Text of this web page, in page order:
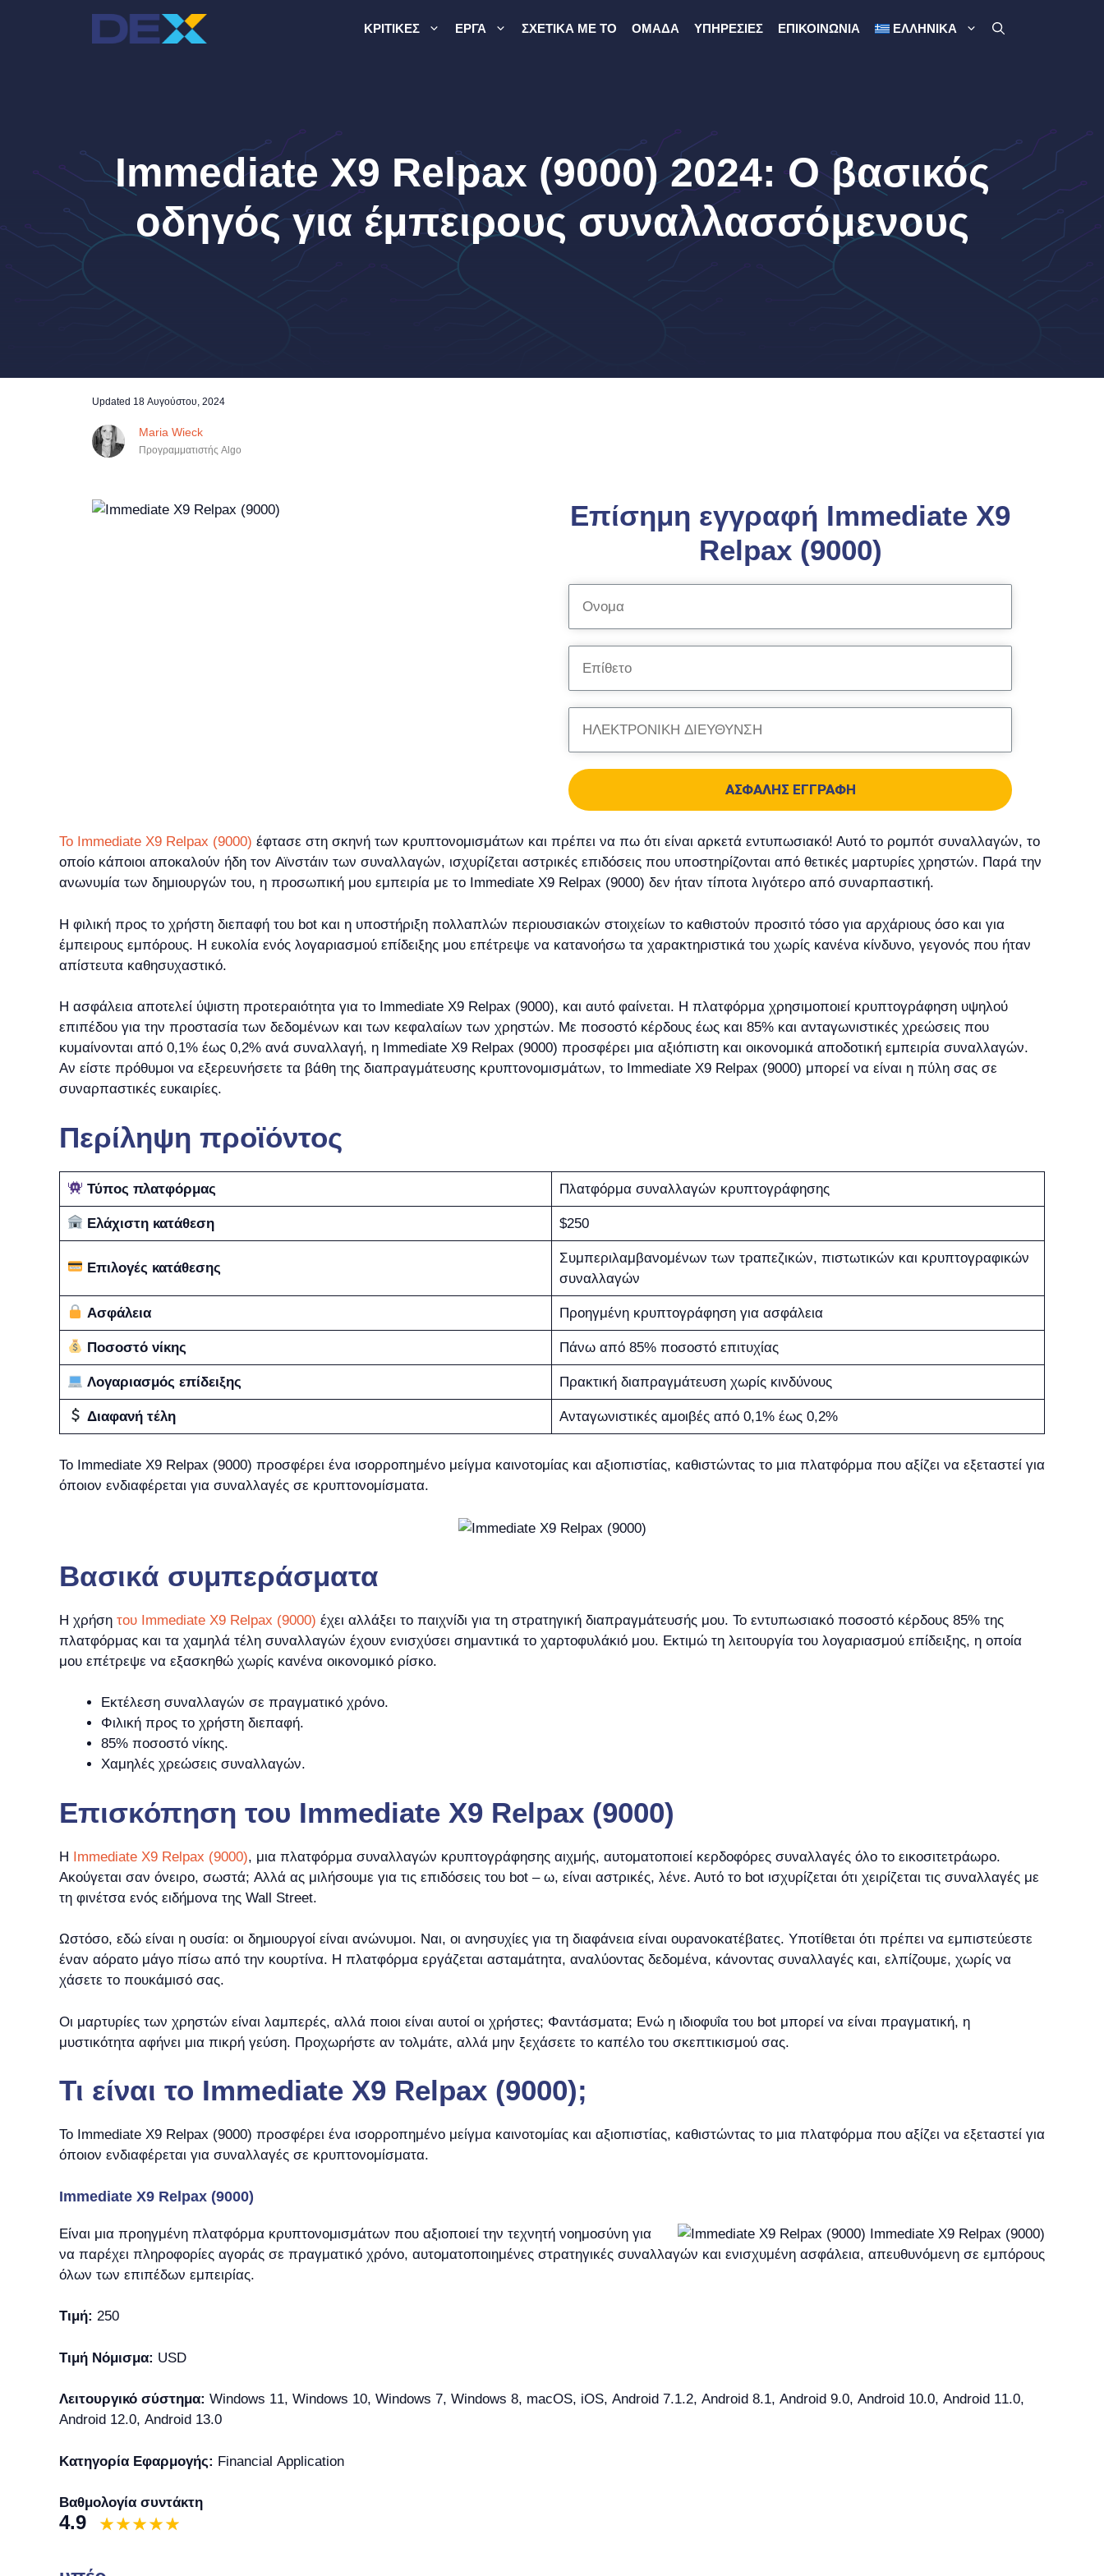
ΚΡΙΤΙΚΈΣ ΈΡΓΑ ΣΧΕΤΙΚΆ ΜΕ ΤΟ ΟΜΆΔΑ ΥΠΗΡΕΣΊΕΣ ΕΠΙΚΟΙΝΩΝΊΑ ΕΛΛΗΝΙΚΆ
Immediate X9 Relpax (9000) 2024: Ο βασικός
οδηγός για έμπειρους συναλλασσόμενους
Updated 18 Αυγούστου, 2024
Maria Wieck
Προγραμματιστής Algo
Επίσημη εγγραφή Immediate X9
Relpax (9000)
ΑΣΦΑΛΉΣ ΕΓΓΡΑΦΉ
Το Immediate X9 Relpax (9000) έφτασε στη σκηνή των κρυπτονομισμάτων και πρέπει να πω ότι είναι αρκετά εντυπωσιακό! Αυτό το ρομπότ συναλλαγών, το
οποίο κάποιοι αποκαλούν ήδη τον Αϊνστάιν των συναλλαγών, ισχυρίζεται αστρικές επιδόσεις που υποστηρίζονται από θετικές μαρτυρίες χρηστών. Παρά την
ανωνυμία των δημιουργών του, η προσωπική μου εμπειρία με το Immediate X9 Relpax (9000) δεν ήταν τίποτα λιγότερο από συναρπαστική.
Η φιλική προς το χρήστη διεπαφή του bot και η υποστήριξη πολλαπλών περιουσιακών στοιχείων το καθιστούν προσιτό τόσο για αρχάριους όσο και για
έμπειρους εμπόρους. Η ευκολία ενός λογαριασμού επίδειξης μου επέτρεψε να κατανοήσω τα χαρακτηριστικά του χωρίς κανένα κίνδυνο, γεγονός που ήταν
απίστευτα καθησυχαστικό.
Η ασφάλεια αποτελεί ύψιστη προτεραιότητα για το Immediate X9 Relpax (9000), και αυτό φαίνεται. Η πλατφόρμα χρησιμοποιεί κρυπτογράφηση υψηλού
επιπέδου για την προστασία των δεδομένων και των κεφαλαίων των χρηστών. Με ποσοστό κέρδους έως και 85% και ανταγωνιστικές χρεώσεις που
κυμαίνονται από 0,1% έως 0,2% ανά συναλλαγή, η Immediate X9 Relpax (9000) προσφέρει μια αξιόπιστη και οικονομικά αποδοτική εμπειρία συναλλαγών.
Αν είστε πρόθυμοι να εξερευνήσετε τα βάθη της διαπραγμάτευσης κρυπτονομισμάτων, το Immediate X9 Relpax (9000) μπορεί να είναι η πύλη σας σε
συναρπαστικές ευκαιρίες.
Περίληψη προϊόντος
Τύπος πλατφόρμας Πλατφόρμα συναλλαγών κρυπτογράφησης
Ελάχιστη κατάθεση $250
Επιλογές κατάθεσης
Συμπεριλαμβανομένων των τραπεζικών, πιστωτικών και κρυπτογραφικών
συναλλαγών
Ασφάλεια Προηγμένη κρυπτογράφηση για ασφάλεια
Ποσοστό νίκης Πάνω από 85% ποσοστό επιτυχίας
Λογαριασμός επίδειξης Πρακτική διαπραγμάτευση χωρίς κινδύνους
Διαφανή τέλη Ανταγωνιστικές αμοιβές από 0,1% έως 0,2%
Το Immediate X9 Relpax (9000) προσφέρει ένα ισορροπημένο μείγμα καινοτομίας και αξιοπιστίας, καθιστώντας το μια πλατφόρμα που αξίζει να εξεταστεί για
όποιον ενδιαφέρεται για συναλλαγές σε κρυπτονομίσματα.
Βασικά συμπεράσματα
Η χρήση του Immediate X9 Relpax (9000) έχει αλλάξει το παιχνίδι για τη στρατηγική διαπραγμάτευσής μου. Το εντυπωσιακό ποσοστό κέρδους 85% της
πλατφόρμας και τα χαμηλά τέλη συναλλαγών έχουν ενισχύσει σημαντικά το χαρτοφυλάκιό μου. Εκτιμώ τη λειτουργία του λογαριασμού επίδειξης, η οποία
μου επέτρεψε να εξασκηθώ χωρίς κανένα οικονομικό ρίσκο.
Εκτέλεση συναλλαγών σε πραγματικό χρόνο.
Φιλική προς το χρήστη διεπαφή.
85% ποσοστό νίκης.
Χαμηλές χρεώσεις συναλλαγών.
Επισκόπηση του Immediate X9 Relpax (9000)
Η Immediate X9 Relpax (9000), μια πλατφόρμα συναλλαγών κρυπτογράφησης αιχμής, αυτοματοποιεί κερδοφόρες συναλλαγές όλο το εικοσιτετράωρο.
Ακούγεται σαν όνειρο, σωστά; Αλλά ας μιλήσουμε για τις επιδόσεις του bot – ω, είναι αστρικές, λένε. Αυτό το bot ισχυρίζεται ότι χειρίζεται τις συναλλαγές με
τη φινέτσα ενός ειδήμονα της Wall Street.
Ωστόσο, εδώ είναι η ουσία: οι δημιουργοί είναι ανώνυμοι. Ναι, οι ανησυχίες για τη διαφάνεια είναι ουρανοκατέβατες. Υποτίθεται ότι πρέπει να εμπιστεύεστε
έναν αόρατο μάγο πίσω από την κουρτίνα. Η πλατφόρμα εργάζεται ασταμάτητα, αναλύοντας δεδομένα, κάνοντας συναλλαγές και, ελπίζουμε, χωρίς να
χάσετε το πουκάμισό σας.
Οι μαρτυρίες των χρηστών είναι λαμπερές, αλλά ποιοι είναι αυτοί οι χρήστες; Φαντάσματα; Ενώ η ιδιοφυΐα του bot μπορεί να είναι πραγματική, η
μυστικότητα αφήνει μια πικρή γεύση. Προχωρήστε αν τολμάτε, αλλά μην ξεχάσετε το καπέλο του σκεπτικισμού σας.
Τι είναι το Immediate X9 Relpax (9000);
Το Immediate X9 Relpax (9000) προσφέρει ένα ισορροπημένο μείγμα καινοτομίας και αξιοπιστίας, καθιστώντας το μια πλατφόρμα που αξίζει να εξεταστεί για
όποιον ενδιαφέρεται για συναλλαγές σε κρυπτονομίσματα.
Immediate X9 Relpax (9000)
Είναι μια προηγμένη πλατφόρμα κρυπτονομισμάτων που αξιοποιεί την τεχνητή νοημοσύνη για
να παρέχει πληροφορίες αγοράς σε πραγματικό χρόνο, αυτοματοποιημένες στρατηγικές συναλλαγών και ενισχυμένη ασφάλεια, απευθυνόμενη σε εμπόρους
όλων των επιπέδων εμπειρίας.
Τιμή: 250
Τιμή Νόμισμα: USD
Λειτουργικό σύστημα: Windows 11, Windows 10, Windows 7, Windows 8, macOS, iOS, Android 7.1.2, Android 8.1, Android 9.0, Android 10.0, Android 11.0,
Android 12.0, Android 13.0
Κατηγορία Εφαρμογής: Financial Application
Βαθμολογία συντάκτη
4.9